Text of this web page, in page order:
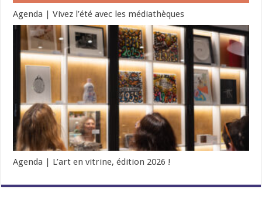
Agenda | Vivez l’été avec les médiathèques
Agenda | L’art en vitrine, édition 2026 !